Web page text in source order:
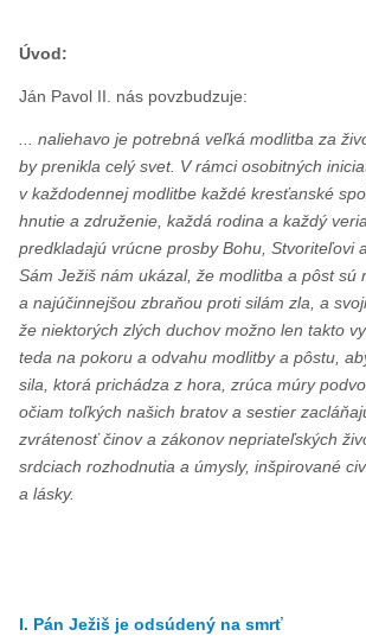
Úvod:
Ján Pavol II. nás povzbudzuje:
... naliehavo je potrebná veľká modlitba za
by prenikla celý svet. V rámci osobitných
v každodennej modlitbe každé kresťanské
hnutie a združenie, každá rodina a každý
predkladajú vrúcne prosby Bohu, Stvoriteľovi
Sám Ježiš nám ukázal, že modlitba a pôst sú
a najúčinnejšou zbraňou proti silám zla, a
že niektorých zlých duchov možno len takto
teda na pokoru a odvahu modlitby a pôstu,
sila, ktorá prichádza z hora, zrúca múry
očiam toľkých našich bratov a sestier
zvrátenosť činov a zákonov nepriateľských
srdciach rozhodnutia a úmysly, inšpirované
a lásky.
I. Pán Ježiš je odsúdený na smrť